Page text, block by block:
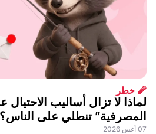
🧨 خطر
لماذا لا تزال أساليب الاحتيال
المصرفية” تنطلي على الناس؟
07 أغس 2026